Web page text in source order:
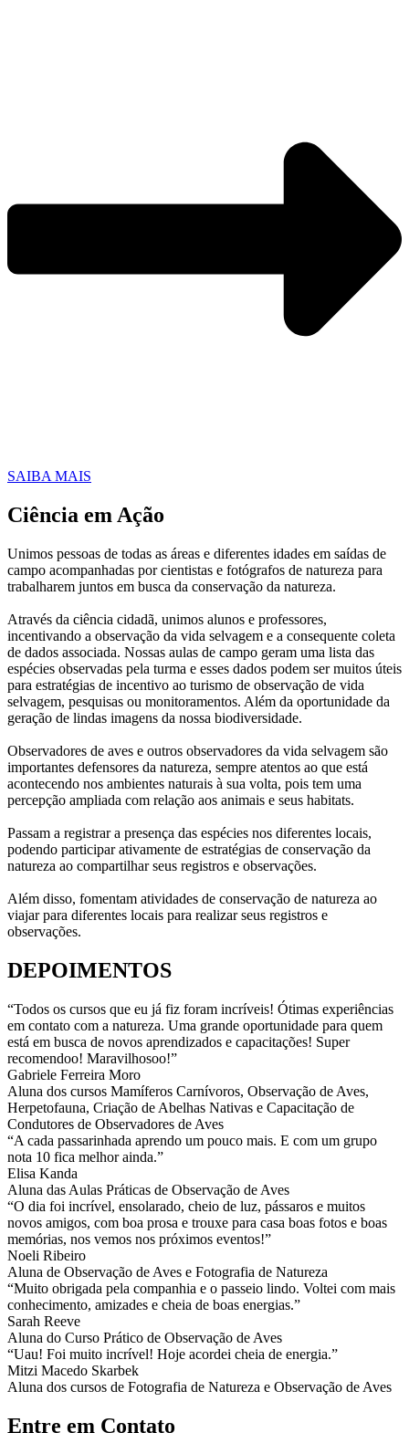
SAIBA MAIS
Ciência em Ação
Unimos pessoas de todas as áreas e diferentes idades em saídas de
campo acompanhadas por cientistas e fotógrafos de natureza para
trabalharem juntos em busca da conservação da natureza.
Através da ciência cidadã, unimos alunos e professores,
incentivando a observação da vida selvagem e a consequente coleta
de dados associada. Nossas aulas de campo geram uma lista das
espécies observadas pela turma e esses dados podem ser muitos úteis
para estratégias de incentivo ao turismo de observação de vida
selvagem, pesquisas ou monitoramentos. Além da oportunidade da
geração de lindas imagens da nossa biodiversidade.
Observadores de aves e outros observadores da vida selvagem são
importantes defensores da natureza, sempre atentos ao que está
acontecendo nos ambientes naturais à sua volta, pois tem uma
percepção ampliada com relação aos animais e seus habitats.
Passam a registrar a presença das espécies nos diferentes locais,
podendo participar ativamente de estratégias de conservação da
natureza ao compartilhar seus registros e observações.
Além disso, fomentam atividades de conservação de natureza ao
viajar para diferentes locais para realizar seus registros e
observações.
DEPOIMENTOS
“Todos os cursos que eu já fiz foram incríveis! Ótimas experiências
em contato com a natureza. Uma grande oportunidade para quem
está em busca de novos aprendizados e capacitações! Super
recomendoo! Maravilhosoo!”
Gabriele Ferreira Moro
Aluna dos cursos Mamíferos Carnívoros, Observação de Aves,
Herpetofauna, Criação de Abelhas Nativas e Capacitação de
Condutores de Observadores de Aves
“A cada passarinhada aprendo um pouco mais. E com um grupo
nota 10 fica melhor ainda.”
Elisa Kanda
Aluna das Aulas Práticas de Observação de Aves
“O dia foi incrível, ensolarado, cheio de luz, pássaros e muitos
novos amigos, com boa prosa e trouxe para casa boas fotos e boas
memórias, nos vemos nos próximos eventos!”
Noeli Ribeiro
Aluna de Observação de Aves e Fotografia de Natureza
“Muito obrigada pela companhia e o passeio lindo. Voltei com mais
conhecimento, amizades e cheia de boas energias.”
Sarah Reeve
Aluna do Curso Prático de Observação de Aves
“Uau! Foi muito incrível! Hoje acordei cheia de energia.”
Mitzi Macedo Skarbek
Aluna dos cursos de Fotografia de Natureza e Observação de Aves
Entre em Contato